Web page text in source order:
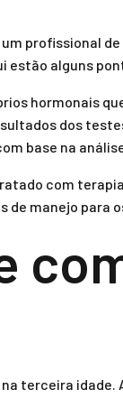
profissional
estão alguns
hormonais
dos
base na
com
de manejo para
terceira idade.